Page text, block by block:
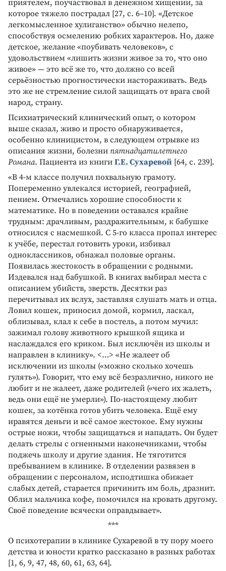
приятелем, поучаствовал в денежном хищении, за
которое тяжело пострадал [27, с. 6–10]. «Детское
легкомысленное хулиганство» обычно нелепо,
способствуя осмелению робких характеров. Но, даже
детское, желание «поубивать человеков», с
удовольствием «лишить жизни живое за то, что оно
живое» — это всё же то, что должно со всей
серьёзностью прогностически настораживать. Ведь
это же не стремление силой защищать от врага свой
народ, страну.
Психиатрический клинический опыт, о котором
выше сказал, живо и просто обнаруживается,
особенно клиницистом, в следующем отрывке из
описания жизни, болезни пятнадцатилетнего
Романа. Пациента из книги Г.Е. Сухаревой [64, с. 239].
«В 4-м классе получил похвальную грамоту.
Попеременно увлекался историей, географией,
пением. Отмечались хорошие способности к
математике. Но в поведении оставался крайне
трудным: драчливым, раздражительным, к бабушке
относился с насмешкой. С 5-го класса пропал интерес
к учёбе, перестал готовить уроки, избивал
одноклассников, обнажал половые органы.
Появилась жестокость в обращении с родными.
Издевался над бабушкой. В книгах выбирал места с
описанием убийств, зверств. Десятки раз
перечитывал их вслух, заставляя слушать мать и отца.
Ловил кошек, приносил домой, кормил, ласкал,
облизывал, клал к себе в постель, а потом мучил:
зажимал голову животного крышкой ящика и
наслаждался его криком. Был исключён из школы и
направлен в клинику». <…> «Не жалеет об
исключении из школы («можно сколько хочешь
гулять»). Говорит, что ему всё безразлично, никого не
любит и не жалеет, даже родителей («чего их жалеть,
ведь они ещё не умерли»). По-настоящему любит
кошек, за котёнка готов убить человека. Ещё ему
нравятся деньги и всё самое жестокое. Ему нужны
острые ножи, чтобы защищаться и нападать. Он будет
делать стрелы с огненными наконечниками, чтобы
поджечь школу и другие здания. Не тяготится
пребыванием в клинике. В отделении развязен в
обращении с персоналом, исподтишка обижает
слабых детей, старается причинить им боль, дразнит.
Облил мальчика кофе, помочился на кровать другому.
Своё поведение всячески оправдывает».
***
О психотерапии в клинике Сухаревой в ту пору моего
детства и юности кратко рассказано в разных работах
[1, 6, 9, 47, 48, 60, 61, 63, 64].